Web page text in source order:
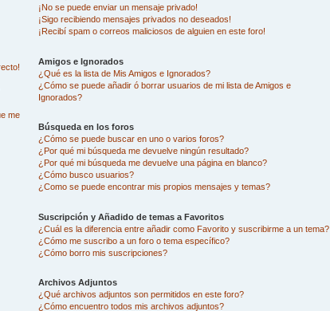
me
¡No se puede enviar un mensaje privado!
¡Sigo recibiendo mensajes privados no deseados!
¡Recibí spam o correos maliciosos de alguien en este foro!
Amigos e Ignorados
¿Qué es la lista de Mis Amigos e Ignorados?
¿Cómo se puede añadir ó borrar usuarios de mi lista de Amigos e
Ignorados?
Búsqueda en los foros
¿Cómo se puede buscar en uno o varios foros?
¿Por qué mi búsqueda me devuelve ningún resultado?
¿Por qué mi búsqueda me devuelve una página en blanco?
¿Cómo busco usuarios?
¿Como se puede encontrar mis propios mensajes y temas?
Suscripción y Añadido de temas a Favoritos
¿Cuál es la diferencia entre añadir como Favorito y suscribirme a un tema?
¿Cómo me suscribo a un foro o tema específico?
¿Cómo borro mis suscripciones?
Archivos Adjuntos
¿Qué archivos adjuntos son permitidos en este foro?
¿Cómo encuentro todos mis archivos adjuntos?